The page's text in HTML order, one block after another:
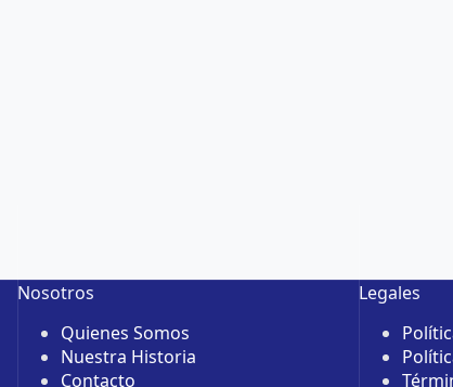
Nosotros
Quienes Somos
Nuestra Historia
Contacto
Legales